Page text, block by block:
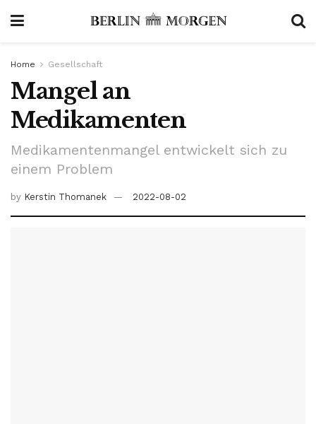
Home Gesellschaft
Mangel an
Medikamenten
Medikamentenmangel entwickelt sich zu
einem Problem
by Kerstin Thomanek 2022-08-02